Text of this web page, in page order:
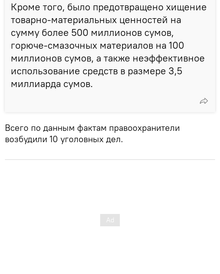
Кроме того, было предотвращено хищение
товарно-материальных ценностей на
сумму более 500 миллионов сумов,
горюче-смазочных материалов на 100
миллионов сумов, а также неэффективное
использование средств в размере 3,5
миллиарда сумов.
Всего по данным фактам правоохранители
возбудили 10 уголовных дел.